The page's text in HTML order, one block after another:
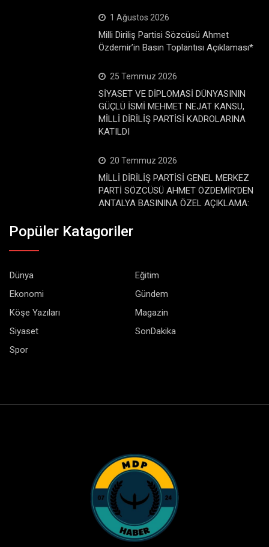
1 Ağustos 2026
Milli Diriliş Partisi Sözcüsü Ahmet
Özdemir’in Basın Toplantısı Açıklaması*
25 Temmuz 2026
SİYASET VE DİPLOMASİ DÜNYASININ
GÜÇLÜ İSMİ MEHMET NEJAT KANSU,
MİLLİ DİRİLİŞ PARTİSİ KADROLARINA
KATILDI
20 Temmuz 2026
MİLLİ DİRİLİŞ PARTİSİ GENEL MERKEZ
PARTİ SÖZCÜSÜ AHMET ÖZDEMİR’DEN
ANTALYA BASININA ÖZEL AÇIKLAMA:
Popüler Katagoriler
Dünya
Eğitim
Ekonomi
Gündem
Köşe Yazıları
Magazin
Siyaset
SonDakika
Spor